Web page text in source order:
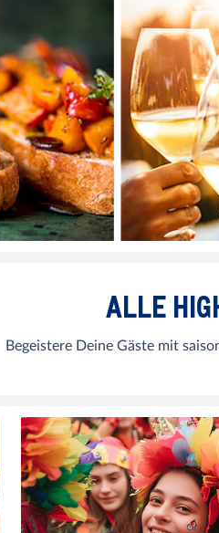
ALLE
Begeistere Deine Gäste mit